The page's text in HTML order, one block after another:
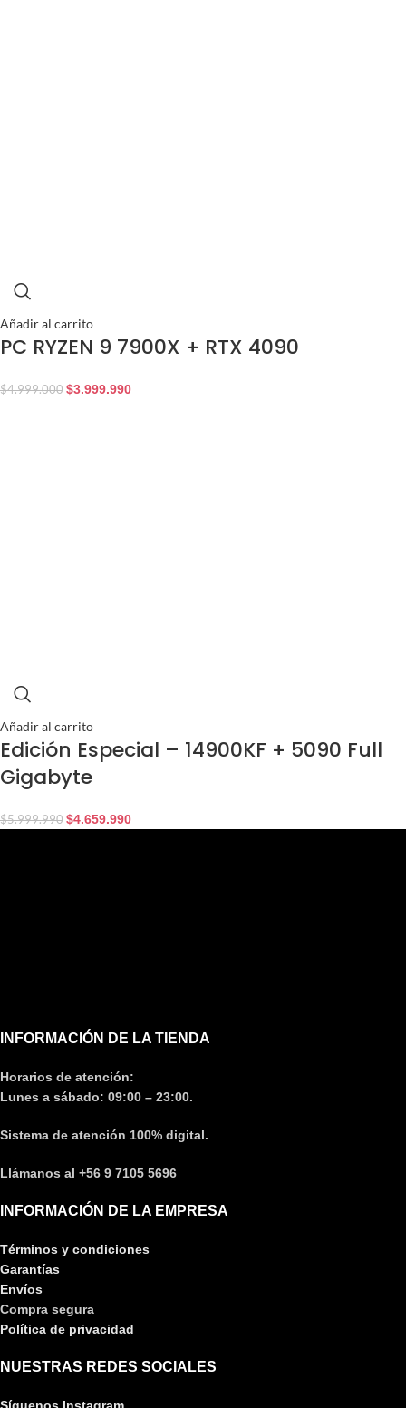
Añadir al carrito
PC RYZEN 9 7900X + RTX 4090
$4.999.000 $3.999.990
Añadir al carrito
Edición Especial – 14900KF + 5090 Full
Gigabyte
$5.999.990 $4.659.990
INFORMACIÓN DE LA TIENDA
Horarios de atención:
Lunes a sábado: 09:00 – 23:00.
Sistema de atención 100% digital.
Llámanos al +56 9 7105 5696
INFORMACIÓN DE LA EMPRESA
Términos y condiciones
Garantías
Envíos
Compra segura
Política de privacidad
NUESTRAS REDES SOCIALES